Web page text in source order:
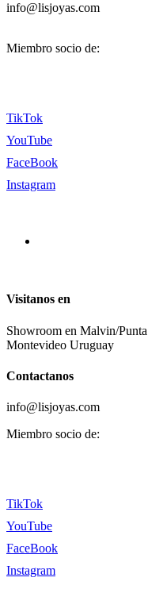
info@lisjoyas.com
Miembro socio de:
TikTok
YouTube
FaceBook
Instagram
Visitanos en
Showroom en Malvin/
Montevideo Uruguay
Contactanos
info@lisjoyas.com
Miembro socio de:
TikTok
YouTube
FaceBook
Instagram